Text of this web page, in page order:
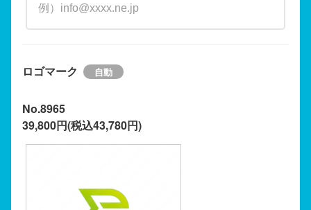
ロゴマーク
No.8965
39,800円(税込43,780円)